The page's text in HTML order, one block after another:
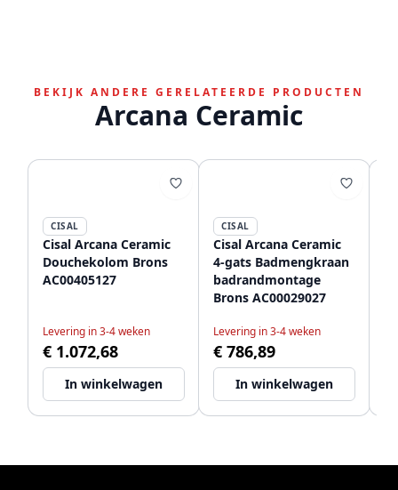
BEKIJK ANDERE GERELATEERDE PRODUCTEN
Arcana Ceramic
CISAL
Cisal Arcana Ceramic
Douchekolom Brons
AC00405127
Levering in 3-4 weken
€ 1.072,68
In winkelwagen
CISAL
Cisal Arcana Ceramic
4-gats Badmengkraan
badrandmontage
Brons AC00029027
Levering in 3-4 weken
€ 786,89
In winkelwagen